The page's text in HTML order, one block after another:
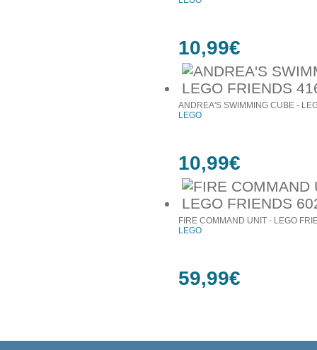
10,99€
ANDREA'S SWIMMING CUBE -
LEGO
10,99€
FIRE COMMAND UNIT - LEGO
LEGO
59,99€